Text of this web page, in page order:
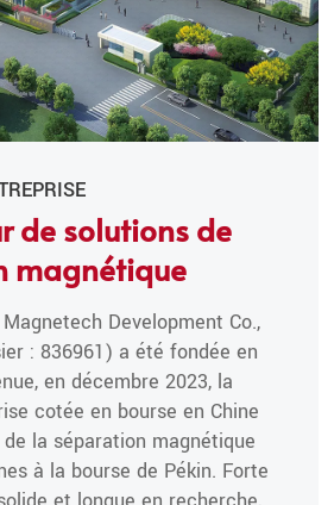
de solutions de
magnétique
Development Co.,
: 836961) a été fondée en
en décembre 2023, la
cotée en bourse en Chine
la séparation magnétique
à la bourse de Pékin. Forte